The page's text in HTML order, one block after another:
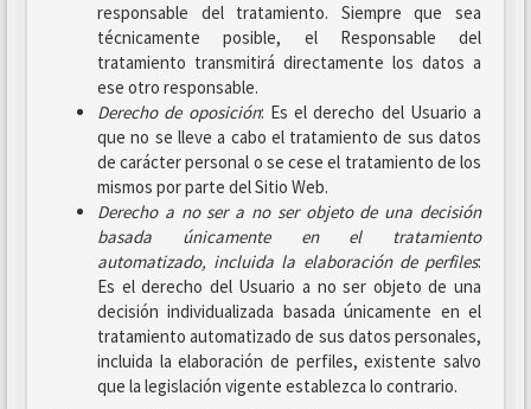
responsable del tratamiento. Siempre que sea
técnicamente posible, el Responsable del
tratamiento transmitirá directamente los datos a
ese otro responsable.
Derecho de oposición: Es el derecho del Usuario a
que no se lleve a cabo el tratamiento de sus datos
de carácter personal o se cese el tratamiento de los
mismos por parte del Sitio Web.
Derecho a no ser a no ser objeto de una decisión
basada únicamente en el tratamiento
automatizado, incluida la elaboración de perfiles:
Es el derecho del Usuario a no ser objeto de una
decisión individualizada basada únicamente en el
tratamiento automatizado de sus datos personales,
incluida la elaboración de perfiles, existente salvo
que la legislación vigente establezca lo contrario.